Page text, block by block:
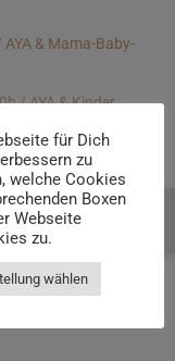
& Mama-Baby-
/ AYA & Kinder
&
für Dich
zu
welche Cookies
Boxen
Webseite
zu.
wählen
Beratung buchen